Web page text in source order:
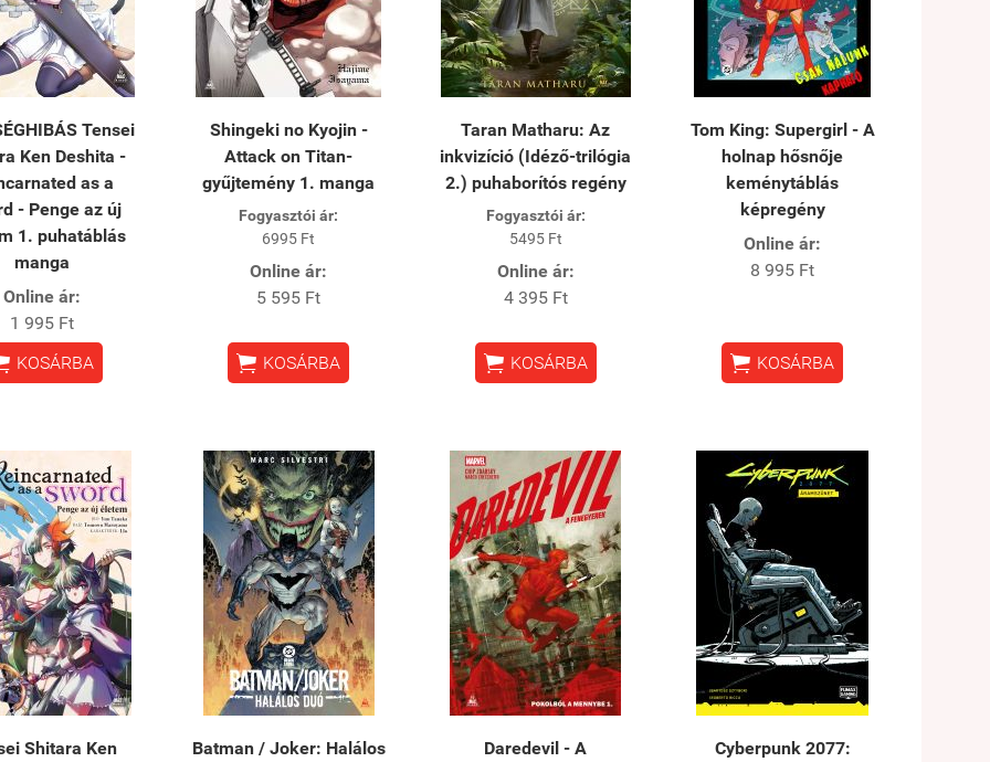
Tensei
Ken Deshita -
as a
- Penge az új
1. puhatáblás
manga
Online ár:
1 995 Ft
KOSÁRBA
Shingeki no Kyojin -
Attack on Titan-
gyűjtemény 1. manga
Fogyasztói ár:
6995 Ft
Online ár:
5 595 Ft
 KOSÁRBA
Taran Matharu: Az
inkvizíció (Idéző-trilógia
2.) puhaborítós regény
Fogyasztói ár:
5495 Ft
Online ár:
4 395 Ft
 KOSÁRBA
Tom King: Supergirl - A
holnap hősnője
keménytáblás
képregény
Online ár:
8 995 Ft
 KOSÁRBA
Shitara Ken
Batman / Joker: Halálos
Daredevil - A
Cyberpunk 2077: